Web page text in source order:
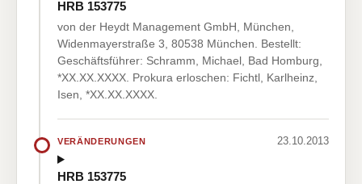
HRB 153775
von der Heydt Management GmbH, München,
Widenmayerstraße 3, 80538 München. Bestellt:
Geschäftsführer: Schramm, Michael, Bad Homburg,
*XX.XX.XXXX. Prokura erloschen: Fichtl, Karlheinz,
Isen, *XX.XX.XXXX.
VERÄNDERUNGEN 23.10.2013
HRB 153775